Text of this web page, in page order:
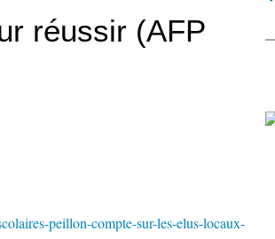
réussir (AFP
peillon-compte-sur-les-elus-locaux-